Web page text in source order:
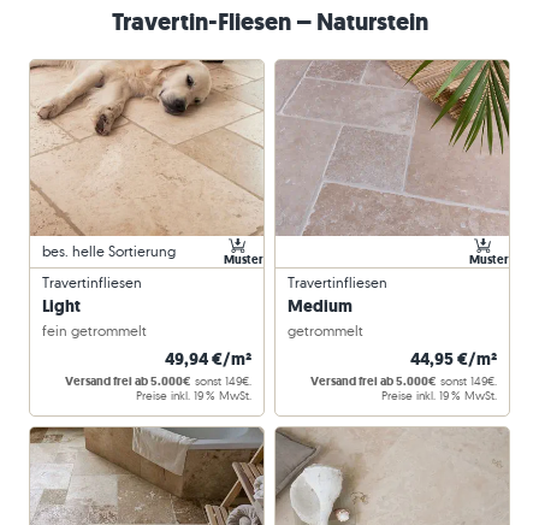
Travertin-Fliesen – Naturstein
Travertinfliesen
Light
fein getrommelt
49,94 €/m²
Versand frei ab 5.000€ sonst 149€.
Preise inkl. 19 % MwSt.
bes. helle Sortierung Muster
Travertinfliesen
Medium
getrommelt
44,95 €/m²
Versand frei ab 5.000€ sonst 149€.
Preise inkl. 19 % MwSt.
Muster